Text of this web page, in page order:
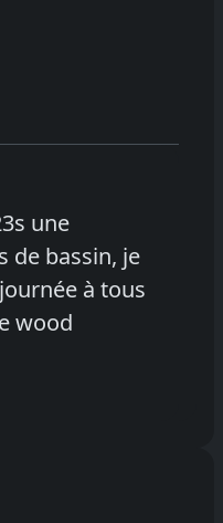
une
de bassin, je
à tous
wood